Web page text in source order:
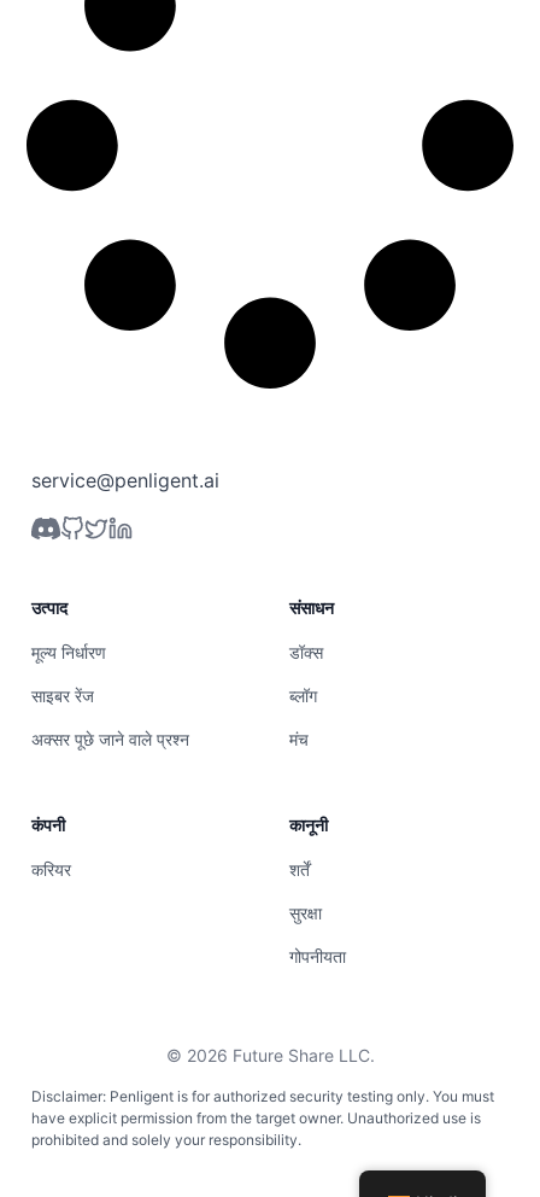
service@penligent.ai
उत्पाद
मूल्य निर्धारण
साइबर रेंज
अक्सर पूछे जाने वाले प्रश्न
संसाधन
डॉक्स
ब्लॉग
मंच
कंपनी
करियर
कानूनी
शर्तें
सुरक्षा
गोपनीयता
© 2026 Future Share LLC.
Disclaimer: Penligent is for authorized security testing only. You must
have explicit permission from the target owner. Unauthorized use is
prohibited and solely your responsibility.